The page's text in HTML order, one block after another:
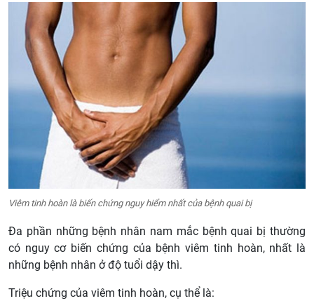
Viêm tinh hoàn là biến chứng nguy hiểm nhất của bệnh quai bị
Đa phần những bệnh nhân nam mắc bệnh quai bị thường
có nguy cơ biến chứng của bệnh viêm tinh hoàn, nhất là
những bệnh nhân ở độ tuổi dậy thì.
Triệu chứng của viêm tinh hoàn, cụ thể là: